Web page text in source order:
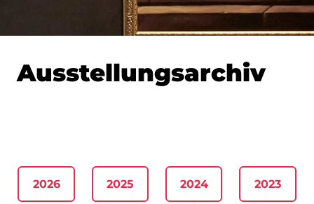
Ausstellungsarchiv
2026 2025 2024 2023